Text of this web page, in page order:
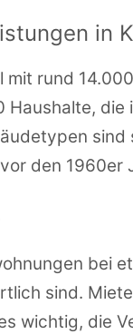
in
rund
den 1960er
bei
sind.
wichtig, die